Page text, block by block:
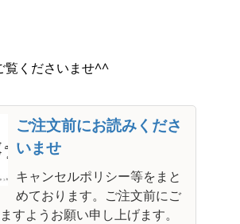
覧くださいませ^^
ご注文前にお読みくださ
いませ
キャンセルポリシー等をまと
めております。ご注文前にご
すようお願い申し上げます。